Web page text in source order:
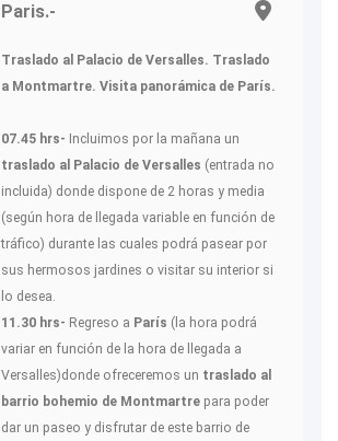
Paris.-
Traslado al Palacio de Versalles. Traslado
a Montmartre. Visita panorámica de París.
07.45 hrs- Incluimos por la mañana un
traslado al Palacio de Versalles (entrada no
incluida) donde dispone de 2 horas y media
(según hora de llegada variable en función de
tráfico) durante las cuales podrá pasear por
sus hermosos jardines o visitar su interior si
lo desea.
11.30 hrs- Regreso a París (la hora podrá
variar en función de la hora de llegada a
Versalles)donde ofreceremos un traslado al
barrio bohemio de Montmartre para poder
dar un paseo y disfrutar de este barrio de